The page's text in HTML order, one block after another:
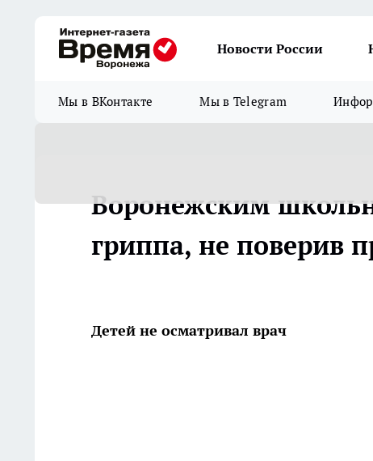
Новости России
Мы в ВКонтакте Мы в Telegram
Воронежским
гриппа, не поверив
Детей не осматривал врач